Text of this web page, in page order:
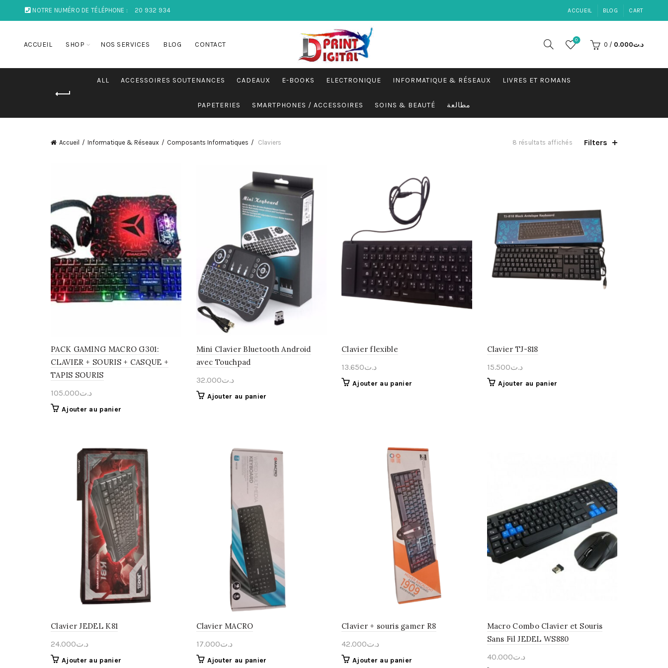
NOTRE NUMÉRO DE TÉLÉPHONE : 20 932 934 ACCUEIL BLOG CART
ACCUEIL SHOP NOS SERVICES BLOG CONTACT
0
0 / د.ت0.000
ALL ACCESSOIRES SOUTENANCES CADEAUX E-BOOKS ELECTRONIQUE INFORMATIQUE & RÉSEAUX LIVRES ET ROMANS
PAPETERIES SMARTPHONES / ACCESSOIRES SOINS & BEAUTÉ مطالعة
Accueil Informatique & Réseaux Composants Informatiques Claviers 8 résultats affichés Filters
PACK GAMING MACRO G301:
CLAVIER + SOURIS + CASQUE +
TAPIS SOURIS
د.ت105.000
Ajouter au panier
Mini Clavier Bluetooth Android
avec Touchpad
د.ت32.000
Ajouter au panier
Clavier flexible
د.ت13.650
Ajouter au panier
Clavier TJ-818
د.ت15.500
Ajouter au panier
Clavier JEDEL K81
د.ت24.000
Ajouter au panier
Clavier MACRO
د.ت17.000
Ajouter au panier
Clavier + souris gamer R8
د.ت42.000
Ajouter au panier
Macro Combo Clavier et Souris
Sans Fil JEDEL WS880
د.ت40.000